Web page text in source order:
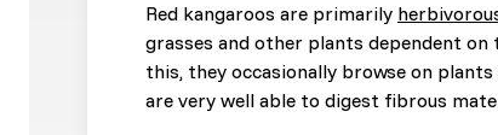
Red kangaroos are primarily
grasses and other plants dependent
this, they occasionally browse on
are very well able to digest fibrous